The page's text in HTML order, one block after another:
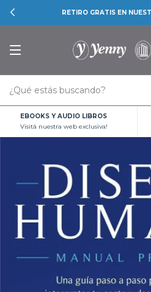
RETIRO GRATIS EN
EBOOKS Y AUDIO LIBROS
Visitá nuestra web exclusiva!